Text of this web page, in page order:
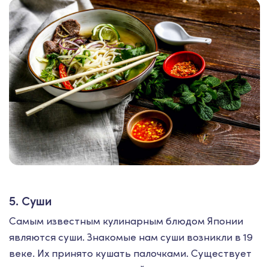
5. Суши
Самым известным кулинарным блюдом Японии
являются суши. Знакомые нам суши возникли в 19
веке. Их принято кушать палочками. Существует